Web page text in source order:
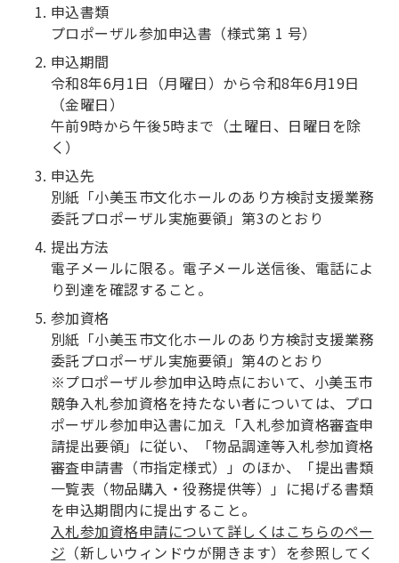
申込書類
プロポーザル参加申込書（様式第 1 号）
申込期間
令和8年6月1日（月曜日）から令和8年6月19日
（金曜日）
午前9時から午後5時まで（土曜日、日曜日を除
く）
申込先
別紙「小美玉市文化ホールのあり方検討支援業務
委託プロポーザル実施要領」第3のとおり
提出方法
電子メールに限る。電子メール送信後、電話によ
り到達を確認すること。
参加資格
別紙「小美玉市文化ホールのあり方検討支援業務
委託プロポーザル実施要領」第4のとおり
※プロポーザル参加申込時点において、小美玉市
競争入札参加資格を持たない者については、プロ
ポーザル参加申込書に加え「入札参加資格審査申
請提出要領」に従い、「物品調達等入札参加資格
審査申請書（市指定様式）」のほか、「提出書類
一覧表（物品購入・役務提供等）」に掲げる書類
を申込期間内に提出すること。
入札参加資格申請について詳しくはこちらのペー
ジ （新しいウィンドウが開きます）を参照してく